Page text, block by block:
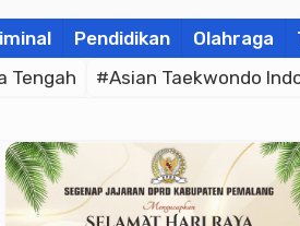
Pendidikan Olahraga
Tengah #Asian Taekwondo